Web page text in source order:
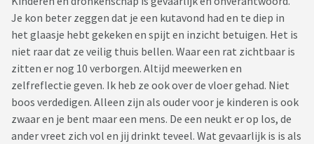
Je kon beter zeggen dat je een kutavond had en te diep in
het glaasje hebt gekeken en spijt en inzicht betuigen. Het is
niet raar dat ze veilig thuis bellen. Waar een rat zichtbaar is
zitten er nog 10 verborgen. Altijd meewerken en
zelfreflectie geven. Ik heb ze ook over de vloer gehad. Niet
boos verdedigen. Alleen zijn als ouder voor je kinderen is ook
zwaar en je bent maar een mens. De een neukt er op los, de
ander vreet zich vol en jij drinkt teveel. Wat gevaarlijk is is als